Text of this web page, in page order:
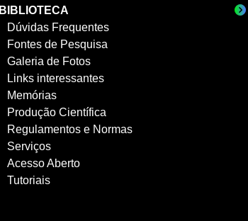
BIBLIOTECA
Dúvidas Frequentes
Fontes de Pesquisa
Galeria de Fotos
Links interessantes
Memórias
Produção Científica
Regulamentos e Normas
Serviços
Acesso Aberto
Tutoriais